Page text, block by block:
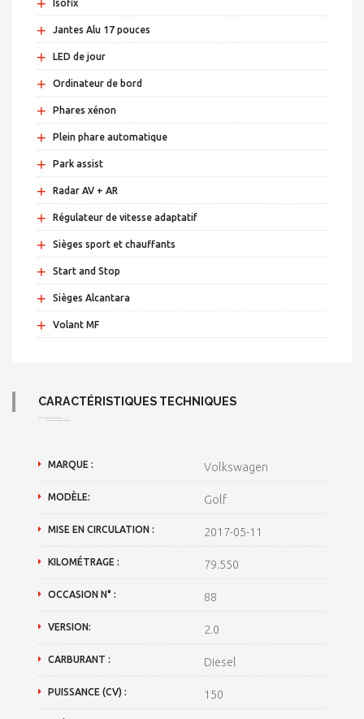
Isofix
+ Jantes Alu 17 pouces
+ LED de jour
+ Ordinateur de bord
+ Phares xénon
+ Plein phare automatique
+ Park assist
+ Radar AV + AR
+ Régulateur de vitesse adaptatif
+ Sièges sport et chauffants
+ Start and Stop
+ Sièges Alcantara
+ Volant MF
CARACTÉRISTIQUES TECHNIQUES
MARQUE : Volkswagen
MODÈLE: Golf
MISE EN CIRCULATION : 2017-05-11
KILOMÉTRAGE : 79.550
OCCASION N° : 88
VERSION: 2.0
CARBURANT : Diesel
PUISSANCE (CV) : 150